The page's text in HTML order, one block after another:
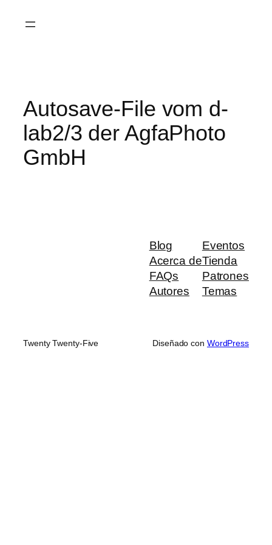
Autosave-File vom d-
lab2/3 der AgfaPhoto
GmbH
Blog
Acerca de
FAQs
Autores
Eventos
Tienda
Patrones
Temas
Twenty Twenty-Five Diseñado con WordPress